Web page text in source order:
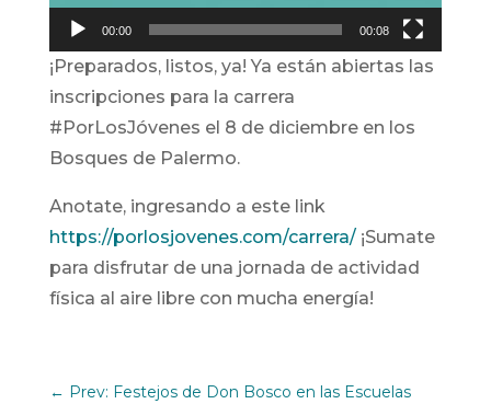
00:00 00:08
¡Preparados, listos, ya! Ya están abiertas las
inscripciones para la carrera
#PorLosJóvenes el 8 de diciembre en los
Bosques de Palermo.
Anotate, ingresando a este link
https://porlosjovenes.com/carrera/¡Sumate
para disfrutar de una jornada de actividad
física al aire libre con mucha energía!
← Prev: Festejos de Don Bosco en las Escuelas